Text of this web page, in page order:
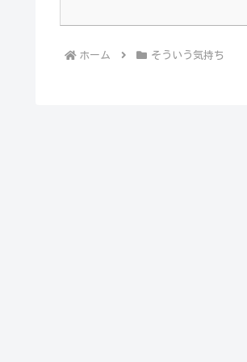
ホーム そういう気持ち